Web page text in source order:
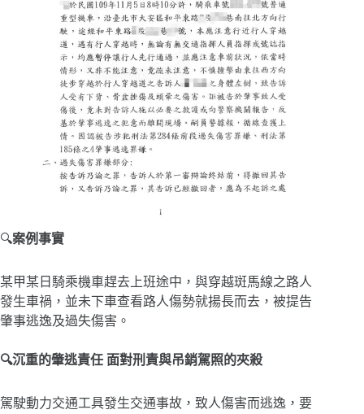
🔍案例事實
某甲某日騎乘機車趕去上班途中，與穿越斑馬線之路人
發生車禍，並未下車查看路人傷勢就揚長而去，被提告
肇事逃逸及過失傷害。
🔍沉重的肇逃責任 面對刑責與吊銷駕照的夾殺
駕駛動力交通工具發生交通事故，致人傷害而逃逸，要